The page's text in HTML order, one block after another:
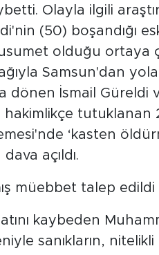
Olayla ilgili
(50) boşandığı
olduğu ortaya
Samsun'dan yola
dönen İsmail Güreldi
hakimlikçe
‘kasten
açıldı.
müebbet talep edildi
kaybeden
sanıkların,